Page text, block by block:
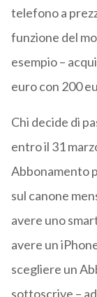
telefono a
funzione del
esempio –
euro con 200
Chi decide di
entro il 31
Abbonamento
sul canone
avere uno
avere un
scegliere un
sottoscrive –